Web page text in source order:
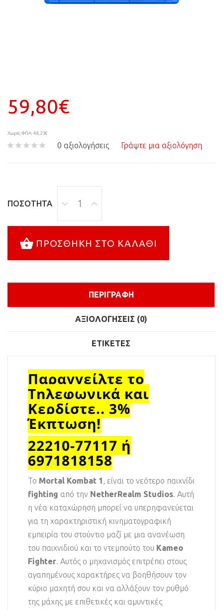
59,80€
Χωρίς ΦΠΑ: 48,23€
0 αξιολογήσεις Γράψτε μια αξιολόγηση
ΠΟΣΌΤΗΤΑ
ΠΡΟΣΘΉΚΗ ΣΤΟ ΚΑΛΆΘΙ
ΠΕΡΙΓΡΑΦΉ
ΑΞΙΟΛΟΓΉΣΕΙΣ (0)
ΕΤΙΚΈΤΕΣ
Παραγγείλτε το
Τηλεφωνικά και
Κερδίστε.. 3%
Έκπτωση!
22210-77117 ή
6971818158
Το Mortal Kombat 1 , είναι το νεότερο παιχνίδι
fighting από την NetherRealm Studios. Αυτή
η νέα καταχώρηση μπορεί να υπερηφανεύεται
για τη χαρακτηριστική κινηματογραφική
εμπειρία του στούντιο μαζί με μια ανανέωση
του παιχνιδιού και το ντεμπούτο του Kameo
Fighter. Αυτός ο μηχανισμός επιτρέπει στους
αγαπημένους χαρακτήρες να βοηθήσουν τον
κύριο μαχητή σου και να αλλάξουν τον ρυθμό
της μάχης με επιθετικές και αμυντικές